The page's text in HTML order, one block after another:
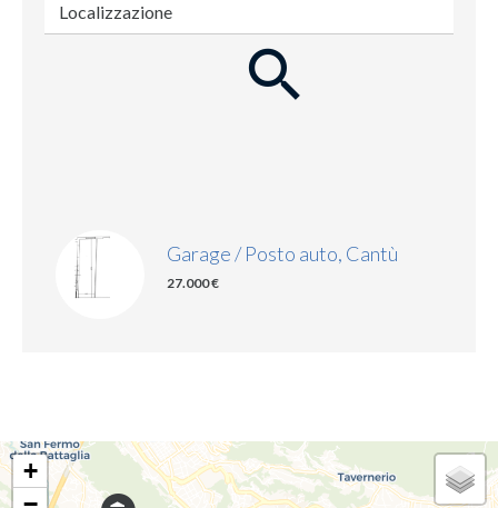
Localizzazione
Garage / Posto auto, Cantù
27.000 €
+